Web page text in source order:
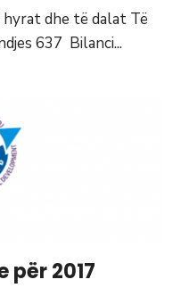
dhe të dalat Të
637 Bilanci...
për 2017